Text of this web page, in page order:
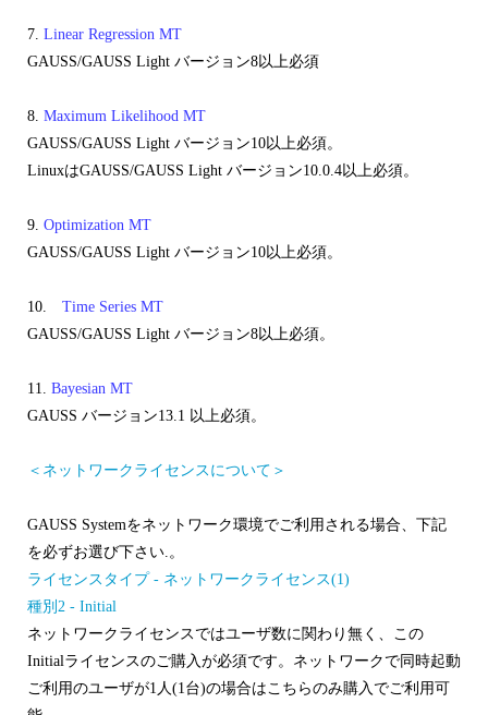
7. Linear Regression MT
GAUSS/GAUSS Light バージョン8以上必須
8. Maximum Likelihood MT
GAUSS/GAUSS Light バージョン10以上必須。
LinuxはGAUSS/GAUSS Light バージョン10.0.4以上必須。
9. Optimization MT
GAUSS/GAUSS Light バージョン10以上必須。
10. Time Series MT
GAUSS/GAUSS Light バージョン8以上必須。
11. Bayesian MT
GAUSS バージョン13.1 以上必須。
＜ネットワークライセンスについて＞
GAUSS Systemをネットワーク環境でご利用される場合、下記
を必ずお選び下さい.。
ライセンスタイプ - ネットワークライセンス(1)
種別2 - Initial
ネットワークライセンスではユーザ数に関わり無く、この
Initialライセンスのご購入が必須です。ネットワークで同時起動
ご利用のユーザが1人(1台)の場合はこちらのみ購入でご利用可